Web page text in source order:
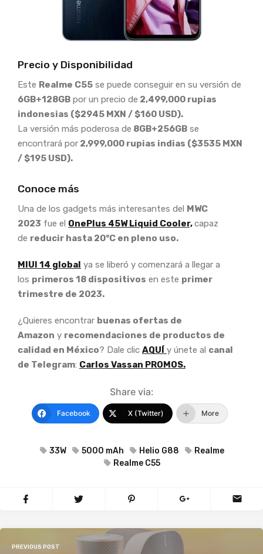
Precio y Disponibilidad
Este Realme C55 se puede conseguir en su versión de
6GB+128GB por un precio de 2,499,000 rupias
indonesias ($2945 MXN / $160 USD).
La versión más poderosa de 8GB+256GB se
encontrará por 2,999,000 rupias indias ($3535 MXN
/ $195 USD).
Conoce más
Una de los gadgets más interesantes del MWC
2023 fue el OnePlus 45W Liquid Cooler,capaz
de reducir hasta 20°C en pleno uso.
MIUI 14 global ya se liberó y comenzará a llegar a
los primeros 18 dispositivos en este primer
trimestre de 2023.
¿Quieres encontrar buenas ofertas de
Amazon y recomendaciones de productos de
calidad en México? Dale clic AQUÍ y únete al canal
de Telegram: Carlos Vassan PROMOS.
Share via:
Facebook X (Twitter) More
33W 5000 mAh Helio G88
Realme
Realme C55
PREVIOUS POST